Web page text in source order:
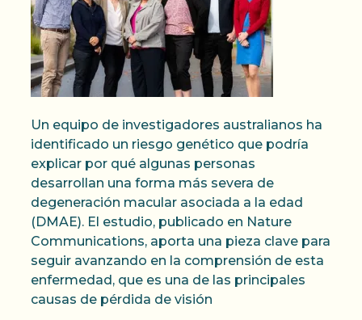
Un equipo de investigadores australianos ha
identificado un riesgo genético que podría
explicar por qué algunas personas
desarrollan una forma más severa de
degeneración macular asociada a la edad
(DMAE). El estudio, publicado en Nature
Communications, aporta una pieza clave para
seguir avanzando en la comprensión de esta
enfermedad, que es una de las principales
causas de pérdida de visión